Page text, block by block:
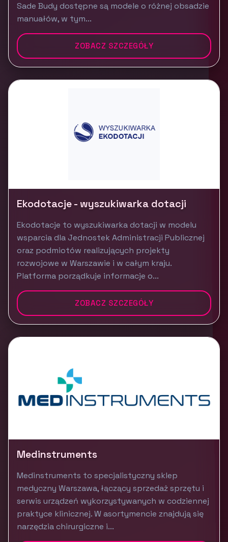
Sade Budy dostępne są modele o różnej obsadzie
manuałów, w tym...
ZOBACZ SZCZEGÓŁY
Ekodotacje - wyszukiwarka dotacji
Ekodotacje to wyszukiwarka dotacji w modelu
wsparcia dla Jednostek Administracji Publicznej
oraz podmiotów realizujących projekty
rozwojowe w Warszawie i w całym kraju.
Platforma porządkuje informacje o...
ZOBACZ SZCZEGÓŁY
Medinstruments
Medinstruments to specjalistyczny sklep
medyczny Warszawa, łączący sprzedaż sprzętu i
serwis urządzeń wykorzystywanych w codziennej
praktyce klinicznej. W asortymencie znajdują się
narzędzia chirurgiczne i...